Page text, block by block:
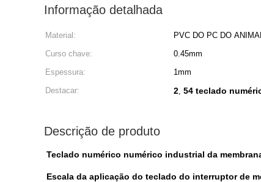
Informação detalhada
Material: PVC DO PC DO
Curso chave:
0.45mm
Espessura:
1mm
Destacar:
2, 54 teclado
Descrição de produto
Teclado numérico numérico industrial da
Escala da aplicação do teclado do interruptor de